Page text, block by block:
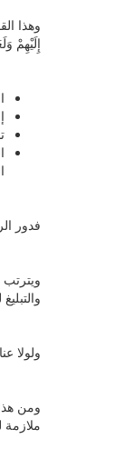
وهذا
إِلَيْهِمْ
فدور
ويترتب
ولولا
ملازمة